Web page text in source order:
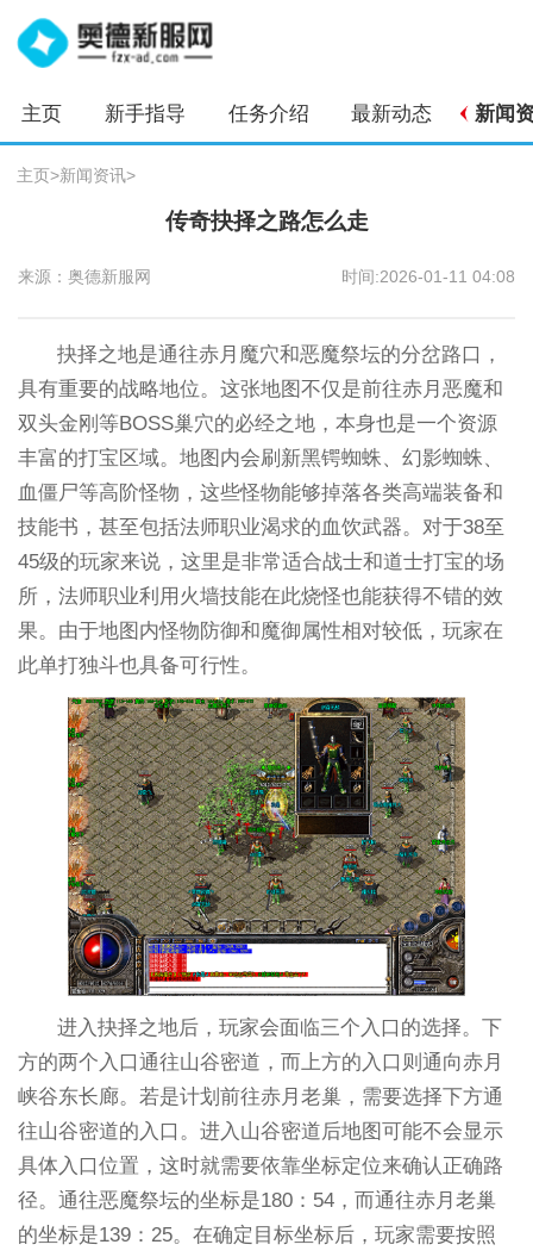
主页 新手指导 任务介绍 最新动态 新闻
主页>新闻资讯>
传奇抉择之路怎么走
来源：奥德新服网 时间:2026-01-11 04:08
抉择之地是通往赤月魔穴和恶魔祭坛的分岔路口，
具有重要的战略地位。这张地图不仅是前往赤月恶魔和
双头金刚等BOSS巢穴的必经之地，本身也是一个资源
丰富的打宝区域。地图内会刷新黑锷蜘蛛、幻影蜘蛛、
血僵尸等高阶怪物，这些怪物能够掉落各类高端装备和
技能书，甚至包括法师职业渴求的血饮武器。对于38至
45级的玩家来说，这里是非常适合战士和道士打宝的场
所，法师职业利用火墙技能在此烧怪也能获得不错的效
果。由于地图内怪物防御和魔御属性相对较低，玩家在
此单打独斗也具备可行性。
进入抉择之地后，玩家会面临三个入口的选择。下
方的两个入口通往山谷密道，而上方的入口则通向赤月
峡谷东长廊。若是计划前往赤月老巢，需要选择下方通
往山谷密道的入口。进入山谷密道后地图可能不会显示
具体入口位置，这时就需要依靠坐标定位来确认正确路
径。通往恶魔祭坛的坐标是180：54，而通往赤月老巢
的坐标是139：25。在确定目标坐标后，玩家需要按照